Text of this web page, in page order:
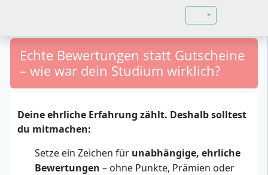
Sprache
Echte Bewertungen statt Gutscheine
– wie war dein Studium wirklich?
Deine ehrliche Erfahrung zählt. Deshalb solltest
du mitmachen:
Setze ein Zeichen für unabhängige, ehrliche
Bewertungen – ohne Punkte, Prämien oder